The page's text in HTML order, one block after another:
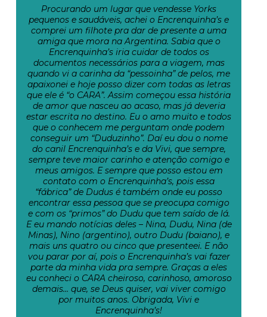
Procurando um lugar que vendesse Yorks
pequenos e saudáveis, achei o Encrenquinha’s e
comprei um filhote pra dar de presente a uma
amiga que mora na Argentina. Sabia que o
Encrenquinha’s iria cuidar de todos os
documentos necessários para a viagem, mas
quando vi a carinha da “pessoinha” de pelos, me
apaixonei e hoje posso dizer com todas as letras
que ele é “o CARA”. Assim começou essa história
de amor que nasceu ao acaso, mas já deveria
estar escrita no destino. Eu o amo muito e todos
que o conhecem me perguntam onde podem
conseguir um “Duduzinho”. Daí eu dou o nome
do canil Encrenquinha’s e da Vivi, que sempre,
sempre teve maior carinho e atenção comigo e
meus amigos. E sempre que posso estou em
contato com o Encrenquinha’s, pois essa
“fábrica” de Dudus é também onde eu posso
encontrar essa pessoa que se preocupa comigo
e com os “primos” do Dudu que tem saído de lá.
E eu mando notícias deles – Nina, Dudu, Nina (de
Minas), Nino (argentino), outro Dudu (baiano), e
mais uns quatro ou cinco que presenteei. E não
vou parar por aí, pois o Encrenquinha’s vai fazer
parte da minha vida pra sempre. Graças a eles
eu conheci o CARA cheiroso, carinhoso, amoroso
demais… que, se Deus quiser, vai viver comigo
por muitos anos. Obrigada, Vivi e
Encrenquinha’s!